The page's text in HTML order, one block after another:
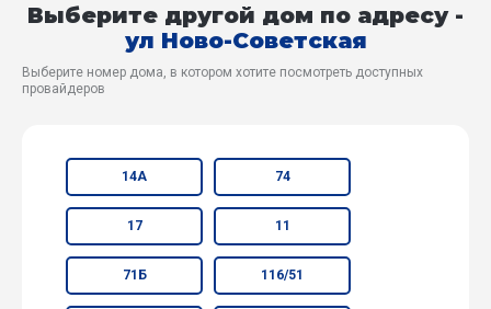
Выберите другой дом по адресу -
ул Ново-Советская
Выберите номер дома, в котором хотите посмотреть доступных
провайдеров
14А 74
17 11
71Б 116/51